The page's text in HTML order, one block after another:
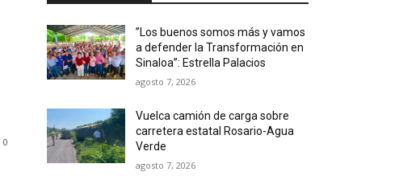
0
”Los buenos somos más y vamos
a defender la Transformación en
Sinaloa”: Estrella Palacios
agosto 7, 2026
Vuelca camión de carga sobre
carretera estatal Rosario-Agua
Verde
agosto 7, 2026